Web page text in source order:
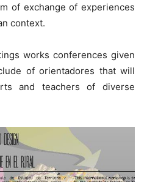
of exchange of experiences
context.
works conferences given
of orientadores that will
and teachers of diverse